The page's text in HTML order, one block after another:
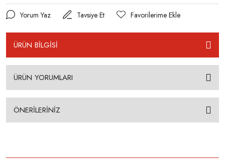
Yorum Yaz Tavsiye Et
ÜRÜN BİLGİSİ
ÜRÜN YORUMLARI
ÖNERİLERİNİZ